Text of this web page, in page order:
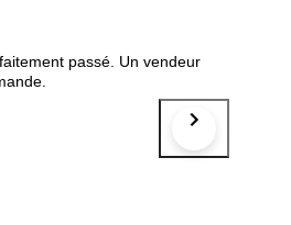
passé. Un vendeur